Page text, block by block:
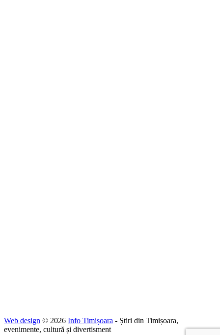
Web design © 2026 Info Timișoara - Știri din Timișoara,
evenimente, cultură și divertisment